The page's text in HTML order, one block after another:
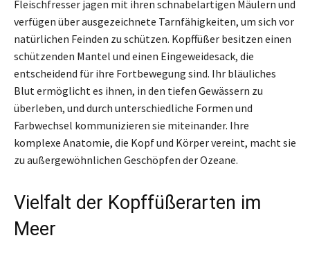
Fleischfresser jagen mit ihren schnabelartigen Mäulern und
verfügen über ausgezeichnete Tarnfähigkeiten, um sich vor
natürlichen Feinden zu schützen. Kopffüßer besitzen einen
schützenden Mantel und einen Eingeweidesack, die
entscheidend für ihre Fortbewegung sind. Ihr bläuliches
Blut ermöglicht es ihnen, in den tiefen Gewässern zu
überleben, und durch unterschiedliche Formen und
Farbwechsel kommunizieren sie miteinander. Ihre
komplexe Anatomie, die Kopf und Körper vereint, macht sie
zu außergewöhnlichen Geschöpfen der Ozeane.
Vielfalt der Kopffüßerarten im
Meer